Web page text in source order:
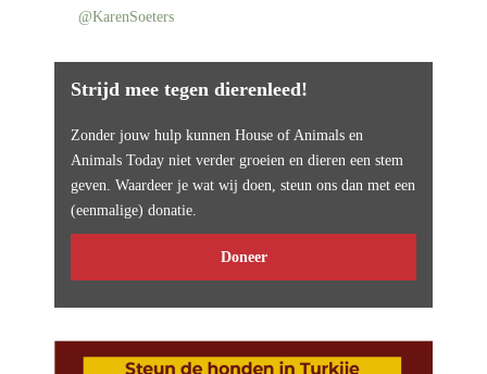
@KarenSoeters
Strijd mee tegen dierenleed!
Zonder jouw hulp kunnen House of Animals en
Animals Today niet verder groeien en dieren een stem
geven. Waardeer je wat wij doen, steun ons dan met een
(eenmalige) donatie.
Doneer